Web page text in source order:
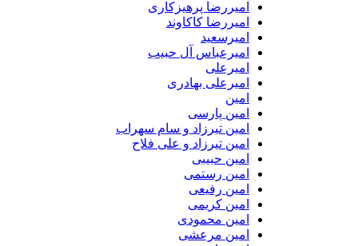
امیررضا پرهیزکاری
امیررضا کاکاوند
امیرسعید
امیرعباس آل حبیب
امیرعلی
امیرعلی بهادری
امین
امین پارسی
امین تیرزاد و سام سهراب
امین تیرزاد و علی فلاح
امین حبیبی
امین رستمی
امین رفیعی
امین کریمی
امین محمودی
امین مرعشی